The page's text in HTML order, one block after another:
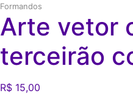
Formandos
Arte vetor
terceirão
O
R$ 15,00
O